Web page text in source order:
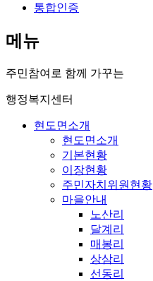
통합인증
메뉴
주민참여로 함께 가꾸는
행정복지센터
현도면소개
현도면소개
기본현황
이장현황
주민자치위원현황
마을안내
노산리
달계리
매봉리
상삼리
선동리